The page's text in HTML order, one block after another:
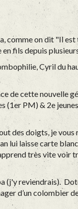
comme on dit "Il
en fils depuis
Cyril du
de cette nouvelle
(1er PM) & 2e
des doigts, je
lui laisse carte
très vite voir
(j'y reviendrais).
d’un colombier